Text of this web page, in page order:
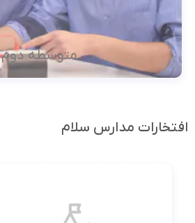
متوسطه دوم
افتخارات مدارس سلام